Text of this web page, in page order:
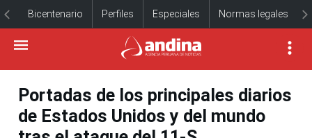
Bicentenario Perfiles Especiales Normas legales
Portadas de los principales diarios
de Estados Unidos y del mundo